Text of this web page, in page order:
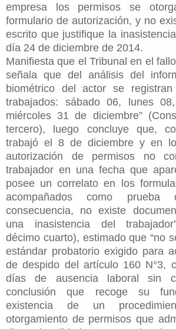
empresa los permisos se
formulario de autorización, y no
escrito que justifique la
día 24 de diciembre de 2014.
Manifiesta que el Tribunal en el
señala que del análisis del
biométrico del actor se
trabajados: sábado 06, lunes
miércoles 31 de diciembre”
tercero), luego concluye que,
trabajó el 8 de diciembre y en
autorización de permisos no
trabajador en una fecha que
posee un correlato en los
acompañados como prueba
consecuencia, no existe
una inasistencia del
décimo cuarto), estimado que “no
estándar probatorio exigido para
de despido del artículo 160 N°3,
días de ausencia laboral sin
conclusión que recoge su
existencia de un
otorgamiento de permisos que